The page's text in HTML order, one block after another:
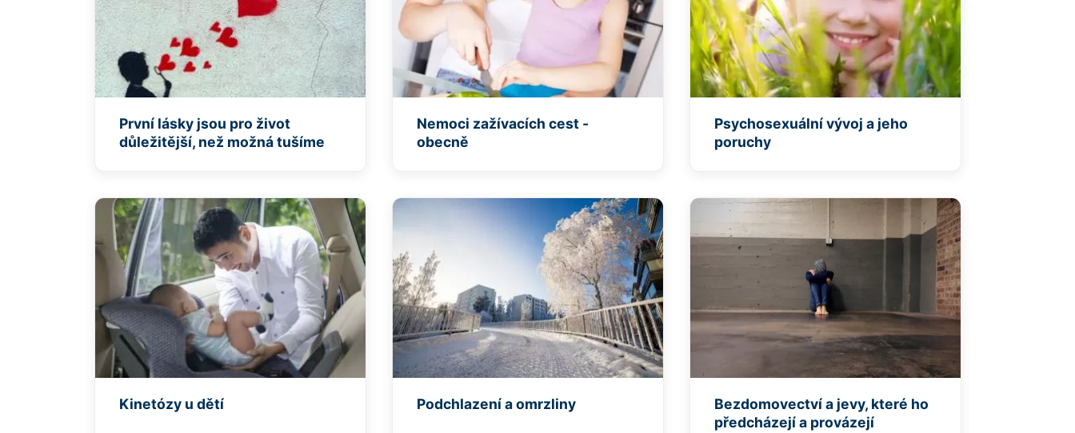
První lásky jsou pro život
důležitější, než možná tušíme
Nemoci zažívacích cest -
obecně
Psychosexuální vývoj a jeho
poruchy
Kinetózy u dětí Podchlazení a omrzliny
Bezdomovectví a jevy, které ho
předcházejí a provázejí